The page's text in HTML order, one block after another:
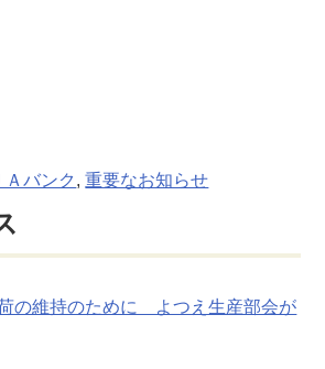
Ａバンク , 重要なお知らせ
の維持のために よつえ生産部会が